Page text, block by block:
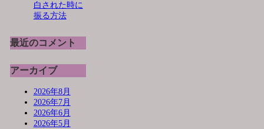
白された時に
振る方法
最近のコメント
アーカイブ
2026年8月
2026年7月
2026年6月
2026年5月